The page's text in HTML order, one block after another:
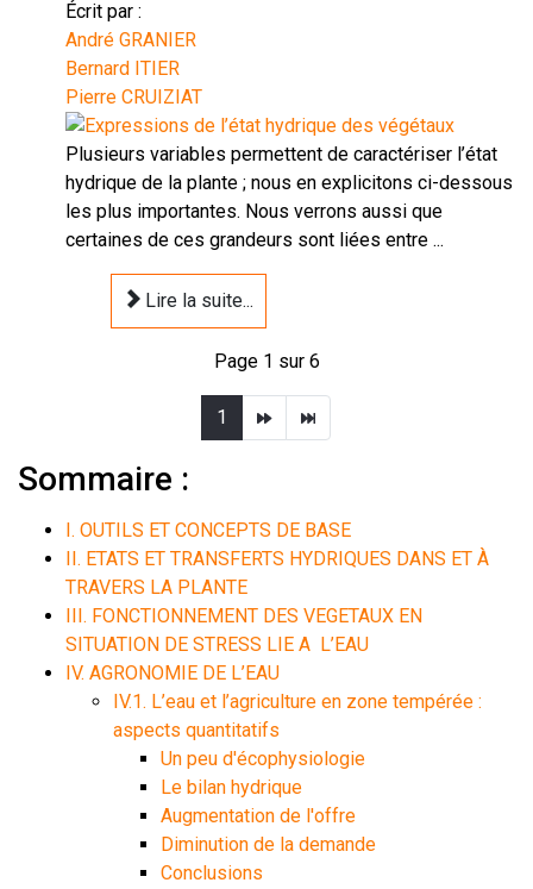
Écrit par :
André GRANIER
Bernard ITIER
Pierre CRUIZIAT
Plusieurs variables permettent de caractériser l’état
hydrique de la plante ; nous en explicitons ci-dessous
les plus importantes. Nous verrons aussi que
certaines de ces grandeurs sont liées entre ...
Lire la suite...
Page 1 sur 6
1
Sommaire :
I. OUTILS ET CONCEPTS DE BASE
II. ETATS ET TRANSFERTS HYDRIQUES DANS ET À
TRAVERS LA PLANTE
III. FONCTIONNEMENT DES VEGETAUX EN
SITUATION DE STRESS LIE A L’EAU
IV. AGRONOMIE DE L’EAU
IV.1. L’eau et l’agriculture en zone tempérée :
aspects quantitatifs
Un peu d'écophysiologie
Le bilan hydrique
Augmentation de l'offre
Diminution de la demande
Conclusions